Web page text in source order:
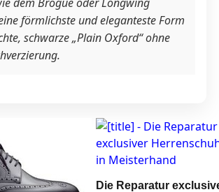
förmlichste und eleganteste Form
schwarze „Plain Oxford“ ohne
Die Reparatur